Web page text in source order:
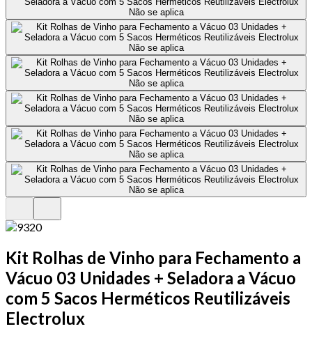
Kit Rolhas de Vinho para Fechamento a
Vácuo 03 Unidades + Seladora a Vácuo
com 5 Sacos Herméticos Reutilizáveis
Electrolux